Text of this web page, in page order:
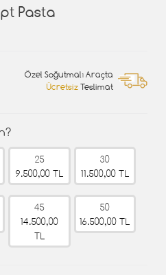
Pasta
Özel Soğutmalı Araçta
Ücretsiz Teslimat
25
9.500,00 TL
30
11.500,00 TL
45
14.500,00
TL
50
16.500,00 TL